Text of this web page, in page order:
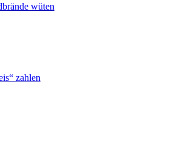
wüten
zahlen